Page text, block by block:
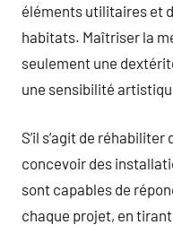
éléments utilitaires et
habitats. Maîtriser la
seulement une
une sensibilité
S’il s’agit de
concevoir des
sont capables de
chaque projet, en